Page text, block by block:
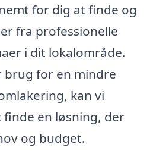
for dig at finde og
fra professionelle
i dit lokalområde.
brug for en mindre
kan vi
en løsning, der
og budget.